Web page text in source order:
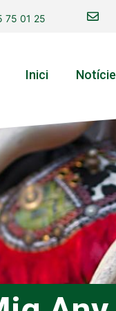
75 01 25
Inici